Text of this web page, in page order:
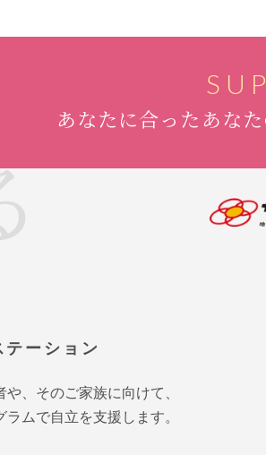
あなたに合ったあな
テーション
、そのご家族に向けて、
ムで自立を支援します。